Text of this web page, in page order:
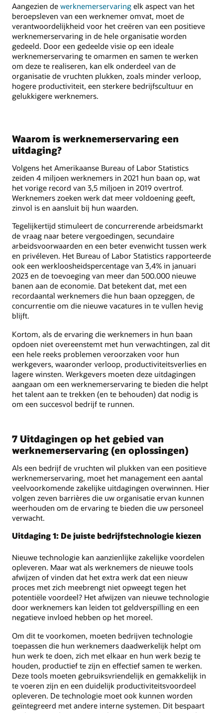
Aangezien de werknemerservaring elk aspect van het
beroepsleven van een werknemer omvat, moet de
verantwoordelijkheid voor het creëren van een positieve
werknemerservaring in de hele organisatie worden
gedeeld. Door een gedeelde visie op een ideale
werknemerservaring te omarmen en samen te werken
om deze te realiseren, kan elk onderdeel van de
organisatie de vruchten plukken, zoals minder verloop,
hogere productiviteit, een sterkere bedrijfscultuur en
gelukkigere werknemers.
Waarom is werknemerservaring een
uitdaging?
Volgens het Amerikaanse Bureau of Labor Statistics
zeiden 4 miljoen werknemers in 2021 hun baan op, wat
het vorige record van 3,5 miljoen in 2019 overtrof.
Werknemers zoeken werk dat meer voldoening geeft,
zinvol is en aansluit bij hun waarden.
Tegelijkertijd stimuleert de concurrerende arbeidsmarkt
de vraag naar betere vergoedingen, secundaire
arbeidsvoorwaarden en een beter evenwicht tussen werk
en privéleven. Het Bureau of Labor Statistics rapporteerde
ook een werkloosheidspercentage van 3,4% in januari
2023 en de toevoeging van meer dan 500.000 nieuwe
banen aan de economie. Dat betekent dat, met een
recordaantal werknemers die hun baan opzeggen, de
concurrentie om die nieuwe vacatures in te vullen hevig
blijft.
Kortom, als de ervaring die werknemers in hun baan
opdoen niet overeenstemt met hun verwachtingen, zal dit
een hele reeks problemen veroorzaken voor hun
werkgevers, waaronder verloop, productiviteitsverlies en
lagere winsten. Werkgevers moeten deze uitdagingen
aangaan om een werknemerservaring te bieden die helpt
het talent aan te trekken (en te behouden) dat nodig is
om een succesvol bedrijf te runnen.
7 Uitdagingen op het gebied van
werknemerservaring (en oplossingen)
Als een bedrijf de vruchten wil plukken van een positieve
werknemerservaring, moet het management een aantal
veelvoorkomende zakelijke uitdagingen overwinnen. Hier
volgen zeven barrières die uw organisatie ervan kunnen
weerhouden om de ervaring te bieden die uw personeel
verwacht.
Uitdaging 1: De juiste bedrijfstechnologie kiezen
Nieuwe technologie kan aanzienlijke zakelijke voordelen
opleveren. Maar wat als werknemers de nieuwe tools
afwijzen of vinden dat het extra werk dat een nieuw
proces met zich meebrengt niet opweegt tegen het
potentiële voordeel? Het afwijzen van nieuwe technologie
door werknemers kan leiden tot geldverspilling en een
negatieve invloed hebben op het moreel.
Om dit te voorkomen, moeten bedrijven technologie
toepassen die hun werknemers daadwerkelijk helpt om
hun werk te doen, zich met elkaar en hun werk bezig te
houden, productief te zijn en effectief samen te werken.
Deze tools moeten gebruiksvriendelijk en gemakkelijk in
te voeren zijn en een duidelijk productiviteitsvoordeel
opleveren. De technologie moet ook kunnen worden
geïntegreerd met andere interne systemen. Dit bespaart